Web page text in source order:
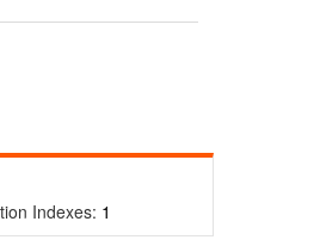
Indexes: 1